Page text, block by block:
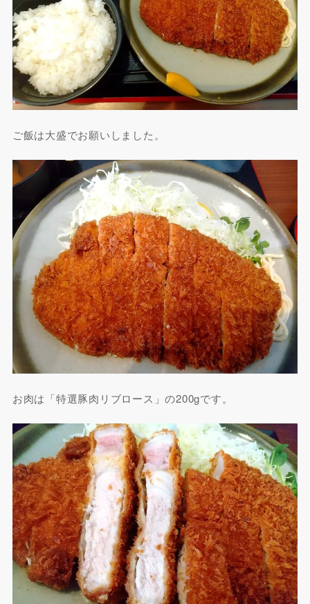
ご飯は大盛でお願いしました。
お肉は「特選豚肉リブロース」の200gです。